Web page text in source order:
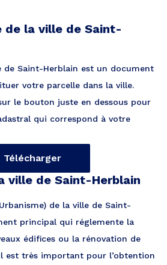
de la ville de Saint-
de Saint-Herblain est un document
votre parcelle dans la ville.
le bouton juste en dessous pour
qui correspond à votre
Télécharger
ville de Saint-Herblain
de la ville de Saint-
principal qui réglemente la
édifices ou la rénovation de
est très important pour l’obtention